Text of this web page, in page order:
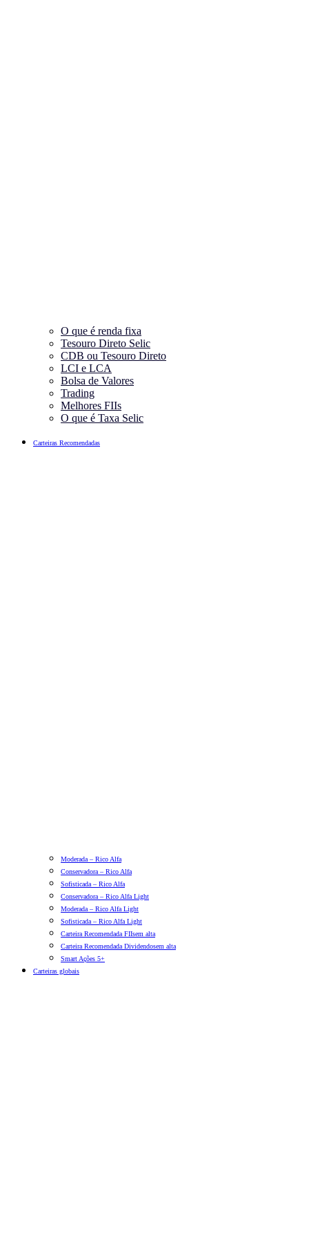
O que é renda fixa
Tesouro Direto Selic
CDB ou Tesouro Direto
LCI e LCA
Bolsa de Valores
Trading
Melhores FIIs
O que é Taxa Selic
Carteiras Recomendadas
Moderada – Rico Alfa
Conservadora – Rico Alfa
Sofisticada – Rico Alfa
Conservadora – Rico Alfa Light
Moderada – Rico Alfa Light
Sofisticada – Rico Alfa Light
Carteira Recomendada FIIsem alta
Carteira Recomendada Dividendosem alta
Smart Ações 5+
Carteiras globais